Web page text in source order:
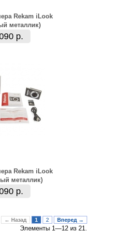
Rekam iLook
металлик)
р.
Rekam iLook
металлик)
р.
← Назад 1 2 Вперед →
Элементы 1—12 из 21.